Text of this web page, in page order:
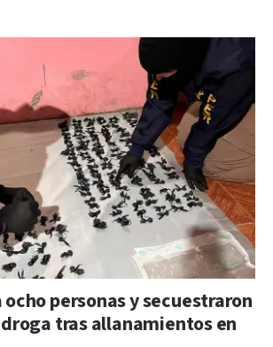
personas y secuestraron
tras allanamientos en